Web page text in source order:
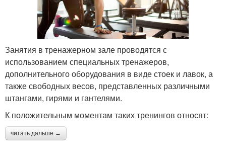
Занятия в тренажерном зале проводятся с
использованием специальных тренажеров,
дополнительного оборудования в виде стоек и лавок, а
также свободных весов, представленных различными
штангами, гирями и гантелями.
К положительным моментам таких тренингов относят:
читать дальше →